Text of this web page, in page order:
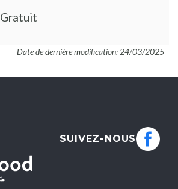
Gratuit
Date de dernière modification: 24/03/2025
SUIVEZ-NOUS